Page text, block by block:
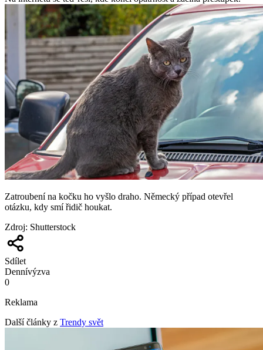
Zatroubení na kočku ho vyšlo draho. Německý případ otevřel
otázku, kdy smí řidič houkat.
Zdroj: Shutterstock
Sdílet
Dennívýzva
0
Reklama
Další články z Trendy svět